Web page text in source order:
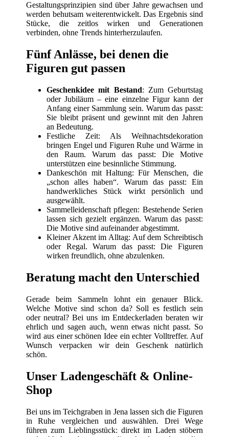
Gestaltungsprinzipien sind über Jahre gewachsen und
werden behutsam weiterentwickelt. Das Ergebnis sind
Stücke, die zeitlos wirken und Generationen
verbinden, ohne Trends hinterherzulaufen.
Fünf Anlässe, bei denen die
Figuren gut passen
Geschenkidee mit Bestand: Zum Geburtstag
oder Jubiläum – eine einzelne Figur kann der
Anfang einer Sammlung sein. Warum das passt:
Sie bleibt präsent und gewinnt mit den Jahren
an Bedeutung.
Festliche Zeit: Als Weihnachtsdekoration
bringen Engel und Figuren Ruhe und Wärme in
den Raum. Warum das passt: Die Motive
unterstützen eine besinnliche Stimmung.
Dankeschön mit Haltung: Für Menschen, die
„schon alles haben“. Warum das passt: Ein
handwerkliches Stück wirkt persönlich und
ausgewählt.
Sammelleidenschaft pflegen: Bestehende Serien
lassen sich gezielt ergänzen. Warum das passt:
Die Motive sind aufeinander abgestimmt.
Kleiner Akzent im Alltag: Auf dem Schreibtisch
oder Regal. Warum das passt: Die Figuren
wirken freundlich, ohne abzulenken.
Beratung macht den Unterschied
Gerade beim Sammeln lohnt ein genauer Blick.
Welche Motive sind schon da? Soll es festlich sein
oder neutral? Bei uns im Entdeckerladen beraten wir
ehrlich und sagen auch, wenn etwas nicht passt. So
wird aus einer schönen Idee ein echter Volltreffer. Auf
Wunsch verpacken wir dein Geschenk natürlich
schön.
Unser Ladengeschäft & Online-
Shop
Bei uns im Teichgraben in Jena lassen sich die Figuren
in Ruhe vergleichen und auswählen. Drei Wege
führen zum Lieblingsstück: direkt im Laden stöbern